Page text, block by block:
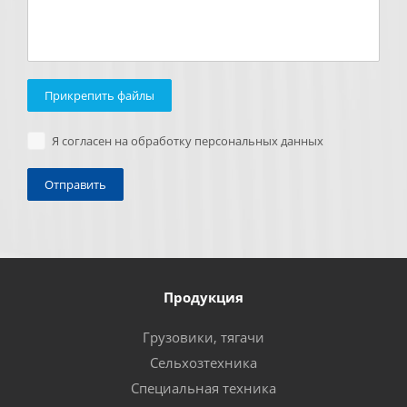
Прикрепить файлы
Я согласен на обработку персональных данных
Продукция
Грузовики, тягачи
Сельхозтехника
Специальная техника